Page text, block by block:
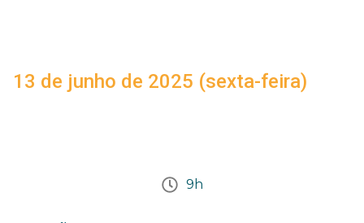
13 de junho de 2025 (sexta-feira)
9h